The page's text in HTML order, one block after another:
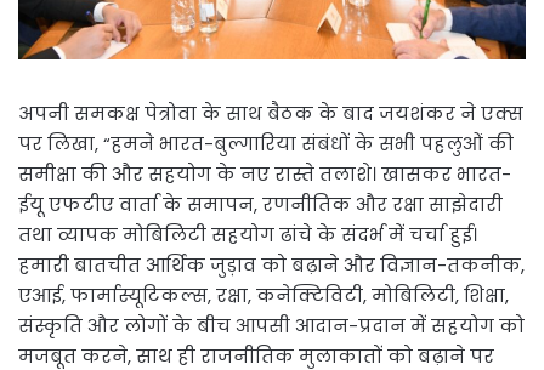
अपनी समकक्ष पेत्रोवा के साथ बैठक के बाद जयशंकर ने एक्स
पर लिखा, “हमने भारत-बुल्गारिया संबंधों के सभी पहलुओं की
समीक्षा की और सहयोग के नए रास्ते तलाशे। खासकर भारत-
ईयू एफटीए वार्ता के समापन, रणनीतिक और रक्षा साझेदारी
तथा व्यापक मोबिलिटी सहयोग ढांचे के संदर्भ में चर्चा हुई।
हमारी बातचीत आर्थिक जुड़ाव को बढ़ाने और विज्ञान-तकनीक,
एआई, फार्मास्यूटिकल्स, रक्षा, कनेक्टिविटी, मोबिलिटी, शिक्षा,
संस्कृति और लोगों के बीच आपसी आदान-प्रदान में सहयोग को
मजबूत करने, साथ ही राजनीतिक मुलाकातों को बढ़ाने पर